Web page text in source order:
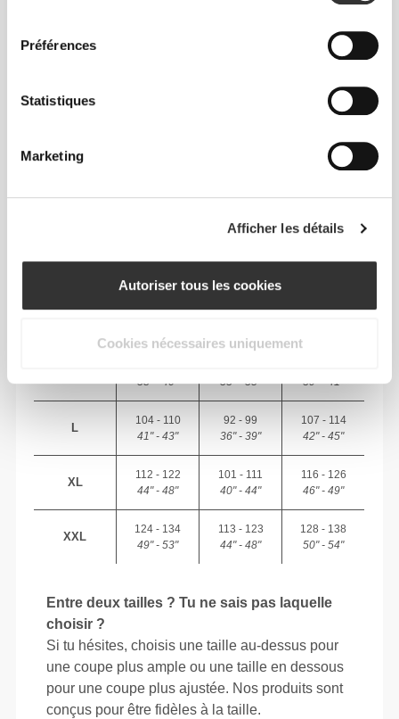
Préférences
Statistiques
Marketing
Afficher les détails
Autoriser tous les cookies
Cookies nécessaires uniquement
Liberté totale de mouvement. Une coupe
confortable et décontractée pour un look casual.
TES MENSURATIONS
TAILLE
POITRINE
TAILLE
HANCHES
88 - 94
74 - 81
89 - 96
38" - 40"
33" - 35"
39" - 41"
L
104 - 110
41" - 43"
92 - 99
36" - 39"
107 - 114
42" - 45"
XL
112 - 122
44" - 48"
101 - 111
40" - 44"
116 - 126
46" - 49"
XXL
124 - 134
49" - 53"
113 - 123
44" - 48"
128 - 138
50" - 54"
Entre deux tailles ? Tu ne sais pas laquelle
choisir ?
Si tu hésites, choisis une taille au-dessus pour
une coupe plus ample ou une taille en dessous
pour une coupe plus ajustée. Nos produits sont
conçus pour être fidèles à la taille.